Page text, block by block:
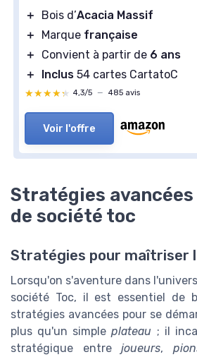
＋
Bois d’Acacia Massif
＋
Marque française
＋
Convient à partir de 6 ans
＋
Inclus 54 cartes CartatoC
★★★★★
★★★★★ 4,3/5 — 485 avis
Voir l'offre
Stratégies avancées
de société toc
Stratégies pour maîtriser
Lorsqu'on s'aventure dans
société Toc, il est essentiel de
stratégies avancées pour se
plus qu'un simpleplateau ; il
stratégique entre joueurs,